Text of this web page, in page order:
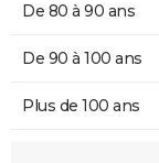
De 80 à 90 ans
De 90 à 100 ans
Plus de 100 ans